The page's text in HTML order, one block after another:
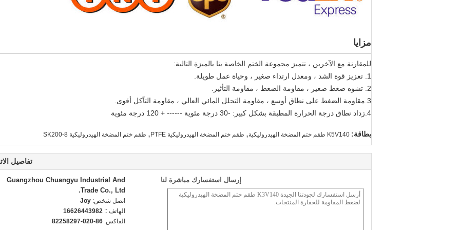
مزايا
للمقارنة مع الآخرين ، تتميز مجموعة الختم الخاصة بنا بالميزة التالية:
1. تعزيز قوة الشد ، ومعدل ارتداء صغير ، وحياة عمل طويلة.
2. تشوه ضغط صغير ، مقاومة الضغط ، مقاومة التأثير.
3.مقاومة الضغط على نطاق أوسع ، مقاومة التحلل المائي العالي ، مقاومة التآكل أقوى.
4.زداد نطاق درجة الحرارة المطبقة بشكل كبير: -30 درجة مئوية ------ + 120 درجة مئوية
بطاقة: K5V140 طقم ختم المضخة الهيدروليكية , طقم ختم المضخة الهيدروليكية PTFE , طقم ختم المضخة الهيدروليكية SK200-8
تفاصيل
Guangzhou Chuangyu Industrial And
Trade Co., Ltd.
اتصل شخص: Joy
الهاتف :: 16626443982
الفاكس: 86-020-82258297
إرسال استفسارك مباشرة لنا